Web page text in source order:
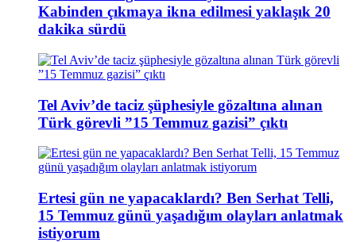
Kabinden çıkmaya ikna edilmesi yaklaşık 20
dakika sürdü
Tel Aviv’de taciz şüphesiyle gözaltına alınan
Türk görevli ”15 Temmuz gazisi” çıktı
Ertesi gün ne yapacaklardı? Ben Serhat Telli,
15 Temmuz günü yaşadığım olayları anlatmak
istiyorum